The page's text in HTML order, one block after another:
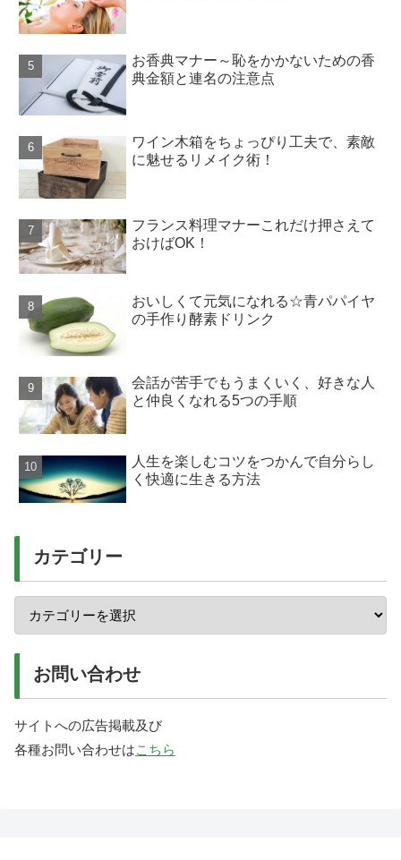
お香典マナー～恥をかかないための香
典金額と連名の注意点
ワイン木箱をちょっぴり工夫で、素敵
に魅せるリメイク術！
フランス料理マナーこれだけ押さえて
おけばOK！
おいしくて元気になれる☆青パパイヤ
の手作り酵素ドリンク
会話が苦手でもうまくいく、好きな人
と仲良くなれる5つの手順
人生を楽しむコツをつかんで自分らし
く快適に生きる方法
カテゴリー
お問い合わせ
サイトへの広告掲載及び
各種お問い合わせはこちら